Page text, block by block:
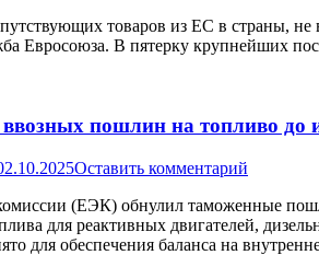
товаров из ЕС в страны,
Евросоюза. В пятерку крупнейших
пошлин на топливо до
Оставить комментарий
(ЕЭК) обнулил таможенные
для реактивных двигателей,
для обеспечения баланса на